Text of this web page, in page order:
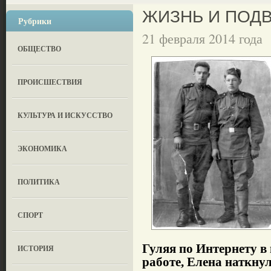
Рубрики
ОБЩЕСТВО
ПРОИСШЕСТВИЯ
КУЛЬТУРА И ИСКУССТВО
ЭКОНОМИКА
ПОЛИТИКА
СПОРТ
ИСТОРИЯ
ЖИЗНЬ И
21 февраля 2014 года
Гуляя по Интернету
работе, Елена